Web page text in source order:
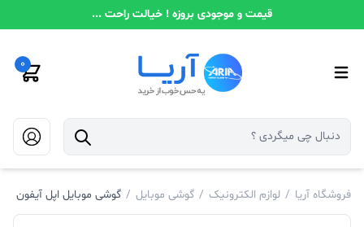
قیمت و موجودی بروزه ! خیالت راحت ...
0
فروشگاه آریا / لوازم الکترونیک / گوشی موبایل / گوشی موبایل اپل آیفون 11 حافظه 256 رم 4 گیگابایت